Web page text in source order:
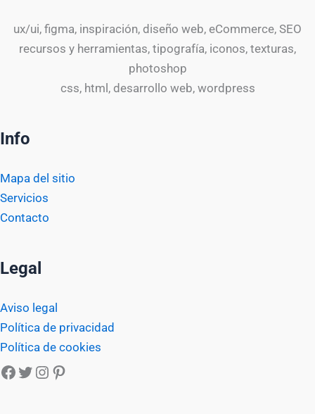
ux/ui, figma, inspiración, diseño web, eCommerce, SEO
recursos y herramientas, tipografía, iconos, texturas,
photoshop
css, html, desarrollo web, wordpress
Info
Mapa del sitio
Servicios
Contacto
Legal
Aviso legal
Política de privacidad
Política de cookies
Facebook
Twitter
Instagram
Pinterest